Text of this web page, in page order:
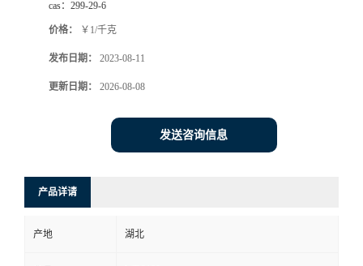
cas： 299-29-6
价格： ￥1/千克
发布日期： 2023-08-11
更新日期： 2026-08-08
发送咨询信息
产品详请
产地 湖北